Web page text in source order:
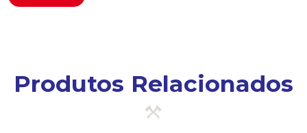
Produtos Relacionados